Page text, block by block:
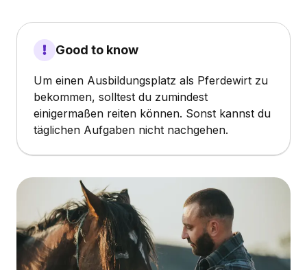
Good to know
Um einen Ausbildungsplatz als Pferdewirt zu
bekommen, solltest du zumindest
einigermaßen reiten können. Sonst kannst du
täglichen Aufgaben nicht nachgehen.